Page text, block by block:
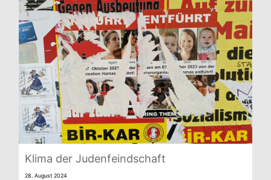
Klima der Judenfeindschaft
28. August 2024